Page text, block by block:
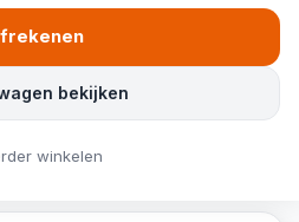
bekijken
winkelen